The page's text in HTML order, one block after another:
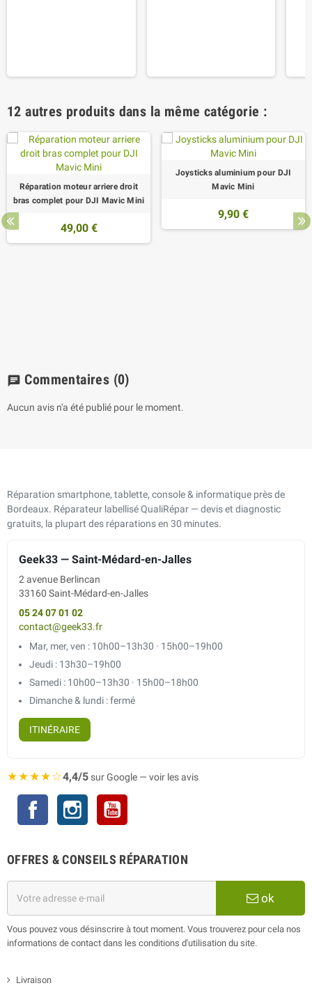
12 autres produits dans la même catégorie :
Réparation moteur arriere droit
bras complet pour DJI Mavic Mini
49,00 €
Joysticks aluminium pour DJI
Mavic Mini
9,90 €
chat Commentaires (0)
Aucun avis n'a été publié pour le moment.
Réparation smartphone, tablette, console & informatique près de
Bordeaux. Réparateur labellisé QualiRépar — devis et diagnostic
gratuits, la plupart des réparations en 30 minutes.
Geek33 — Saint-Médard-en-Jalles
2 avenue Berlincan
33160 Saint-Médard-en-Jalles
05 24 07 01 02
contact@geek33.fr
Mar, mer, ven : 10h00–13h30 · 15h00–19h00
Jeudi : 13h30–19h00
Samedi : 10h00–13h30 · 15h00–18h00
Dimanche & lundi : fermé
ITINÉRAIRE
★★★★☆4,4/5sur Google — voir les avis
Facebook Instagram
OFFRES & CONSEILS RÉPARATION
ok
Vous pouvez vous désinscrire à tout moment. Vous trouverez pour cela nos
informations de contact dans les conditions d'utilisation du site.
Livraison